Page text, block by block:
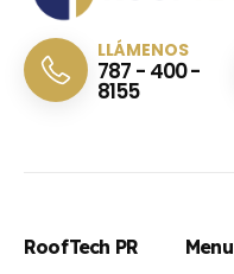
LLÁMENOS
787 - 400 -
8155
RoofTech PR Menu